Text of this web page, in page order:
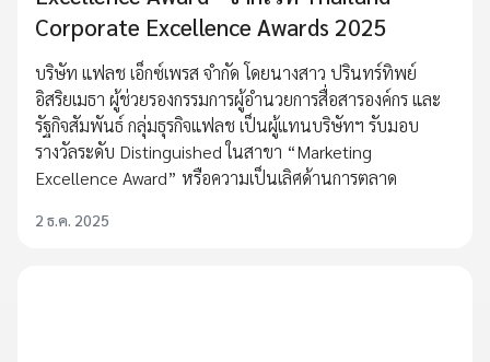
Corporate Excellence Awards 2025
บริษัท แฟลช เอ็กซ์เพรส จำกัด โดยนางสาว ปรินทร์ทิพย์
อิสริยเมธา ผู้ช่วยรองกรรมการผู้อำนวยการสื่อสารองค์กร และ
รัฐกิจสัมพันธ์ กลุ่มธุรกิจแฟลช เป็นผู้แทนบริษัทฯ รับมอบ
รางวัลระดับ Distinguished ในสาขา “Marketing
Excellence Award” หรือความเป็นเลิศด้านการตลาด
2 ธ.ค. 2025